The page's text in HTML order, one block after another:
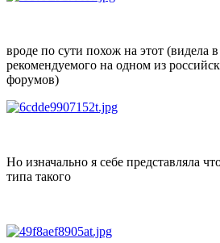
вроде по сути похож на этот (видела
рекомендуемого на одном из
форумов)
Но изначально я себе представляла
типа такого